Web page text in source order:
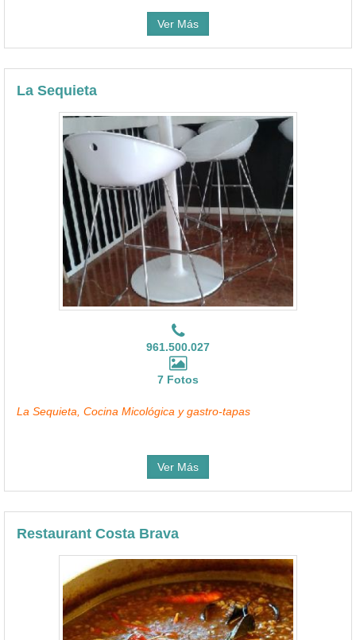
Ver Más
La Sequieta
961.500.027
7 Fotos
La Sequieta, Cocina Micológica y gastro-tapas
Ver Más
Restaurant Costa Brava